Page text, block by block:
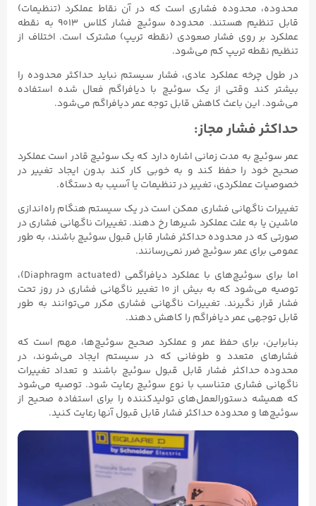
محدوده، محدوده فشاری است که در آن نقاط عملکرد (تنظیمات)
قابل تنظیم هستند. محدوده سوئیچ فشار کلاس ۹۰۱۳ به نقطه
عملکرد بر روی فشار صعودی (نقطه تریپ) مشترک است. اختلاف از
تنظیم نقطه تریپ کم می‌شود.
در طول چرخه عملکرد عادی، فشار سیستم نباید حداکثر محدوده را
بیشتر کند وقتی از یک سوئیچ با دیافراگم فعال شده استفاده
می‌شود. این باعث کاهش قابل توجه عمر دیافراگم می‌شود.
حداکثر فشار مجاز:
عمر سوئیچ به مدت زمانی اشاره دارد که یک سوئیچ قادر است عملکرد
صحیح خود را حفظ کند و به خوبی کار کند بدون ایجاد تغییر در
خصوصیات عملکردی، تغییر در تنظیمات یا آسیب به دستگاه.
تغییرات ناگهانی فشاری ممکن است در یک سیستم هنگام راه‌اندازی
ماشین یا به علت عملکرد شیرها رخ دهند. تغییرات ناگهانی فشاری در
صورتی که در محدوده حداکثر فشار قابل قبول سوئیچ باشند، به طور
عمومی برای عمر سوئیچ ضرر نمی‌رسانند.
اما برای سوئیچ‌های با عملکرد دیافراگمی (Diaphragm actuated)،
توصیه می‌شود که به بیش از ۱۰ تغییر ناگهانی فشاری در روز تحت
فشار قرار نگیرند. تغییرات ناگهانی فشاری مکرر می‌توانند به طور
قابل توجهی عمر دیافراگم را کاهش دهند.
بنابراین، برای حفظ عمر و عملکرد صحیح سوئیچ‌ها، مهم است که
فشارهای متعدد و طوفانی که در سیستم ایجاد می‌شوند، در
محدوده حداکثر فشار قابل قبول سوئیچ باشند و تعداد تغییرات
ناگهانی فشاری متناسب با نوع سوئیچ رعایت شود. توصیه می‌شود
که همیشه دستورالعمل‌های تولیدکننده را برای استفاده صحیح از
سوئیچ‌ها و محدوده حداکثر فشار قابل قبول آنها رعایت کنید.